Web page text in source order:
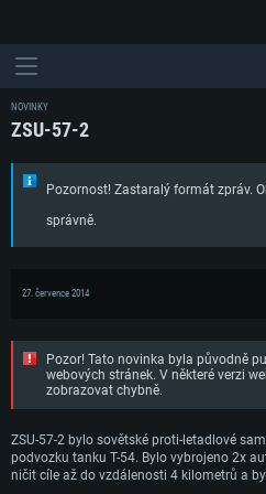
SYSTÉMOVÉ
PC
Linux
NOVINKY
ZSU-57-2
Pozornost! Zastaralý formát zpráv.
správně.
27. července 2014
Pozor! Tato novinka byla původně
webových stránek. V některé verzi
zobrazovat chybně.
ZSU-57-2 bylo sovětské proti-letadlové
podvozku tanku T-54. Bylo vybrojeno 2x
ničit cíle až do vzdálenosti 4 kilometrů a